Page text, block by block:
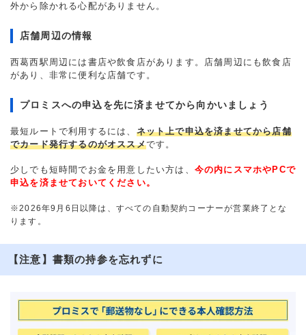
外から除かれる心配がありません。
店舗周辺の情報
西葛西駅周辺には書店や飲食店があります。店舗周辺にも飲食店
があり、非常に便利な店舗です。
プロミスへの申込を先に済ませてから向かいましょう
最短ルートで利用するには、 ネット上で申込を済ませてから店舗
でカード発行するのがオススメです。
少しでも短時間でお金を用意したい方は、 今の内にスマホやPCで
申込を済ませておいてください。
※2026年9月6日以降は、すべての自動契約コーナーが営業終了とな
ります。
【注意】書類の持参を忘れずに